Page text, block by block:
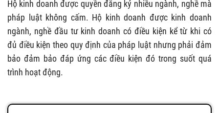
Hộ kinh doanh được quyền đăng ký nhiều ngành, nghề mà
pháp luật không cấm. Hộ kinh doanh được kinh doanh
ngành, nghề đầu tư kinh doanh có điều kiện kể từ khi có
đủ điều kiện theo quy định của pháp luật nhưng phải đảm
bảo đảm bảo đáp ứng các điều kiện đó trong suốt quá
trình hoạt động.